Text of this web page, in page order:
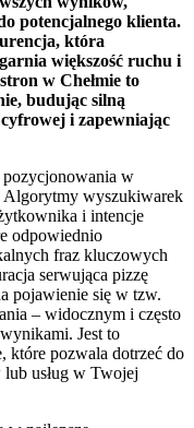
potencjalnego klienta.
która
większość ruchu i
w Chełmie to
budując silną
i zapewniając
w
Algorytmy wyszukiwarek
i intencje
odpowiednio
fraz kluczowych
serwująca pizzę
pojawienie się w tzw.
– widocznym i często
Jest to
które pozwala dotrzeć do
usług w Twojej